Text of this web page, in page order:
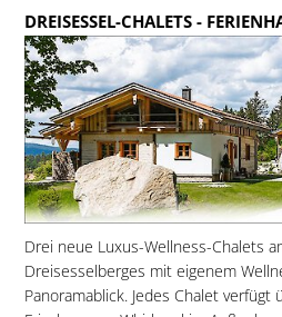
DREISESSEL-CHALETS-
Drei neue Luxus-Wellness-Chalets
Dreisesselberges mit eigenem
Panoramablick. Jedes Chalet